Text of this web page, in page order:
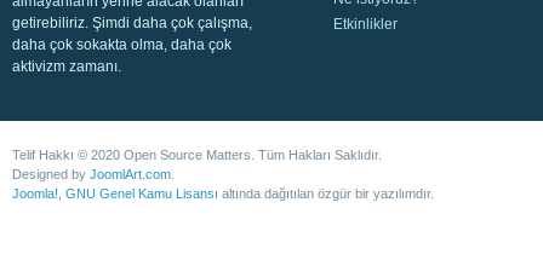
getirebiliriz. Şimdi daha çok çalışma,
daha çok sokakta olma, daha çok
aktivizm zamanı.
Etkinlikler
Telif Hakkı © 2020 Open Source Matters. Tüm Hakları Saklıdır.
Designed by JoomlArt.com
Joomla! GNU Genel Kamu Lisansı altında dağıtılan özgür bir yazılımdır.